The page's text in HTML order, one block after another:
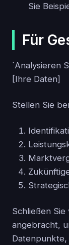
Sie
Für
`Analysieren
[Ihre Daten]
Stellen Sie
Schließen
angebracht,